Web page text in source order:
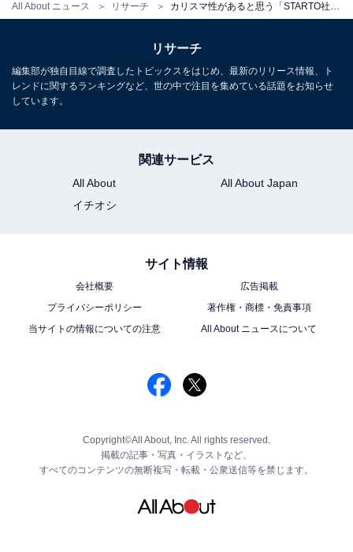
All About ニュース リサーチ カリスマ性があると思う「STARTO社所属の若手タレント」ランキング！ 2位「目黒蓮」、1位は？
リサーチ
編集部が独自目線で調査したトピックスをはじめ、最新のリリース情報、ト
レンドに関するランキングなど、世の中で注目を集めている話題をお知らせ
しています。
関連サービス
All About
All About Japan
イチオシ
サイト情報
会社概要
広告掲載
プライバシーポリシー
著作権・商標・免責事項
当サイトの情報についての注意
All About ニュースについて
Copyright©All About, Inc. All rights reserved.
掲載の記事・写真・イラストなど、
すべてのコンテンツの無断複写・転載・公衆送信等を禁じます。